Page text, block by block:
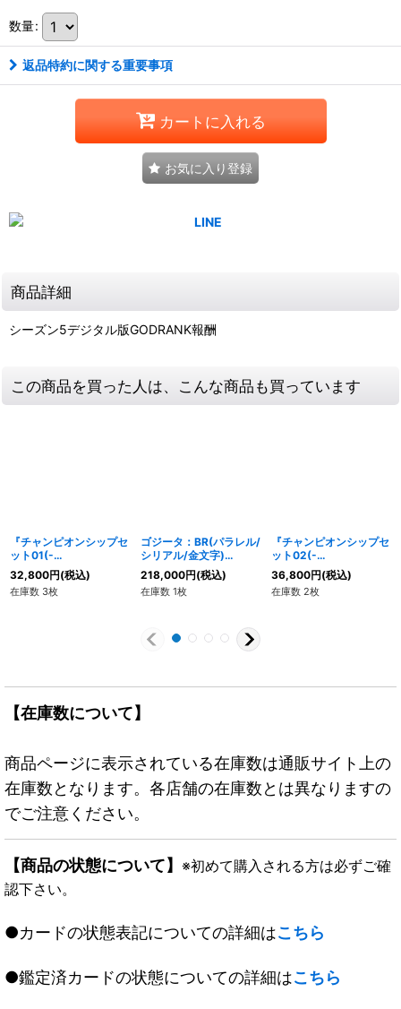
数量:
返品特約に関する重要事項
カートに入れる
お気に入り登録
商品詳細
シーズン5デジタル版GODRANK報酬
この商品を買った人は、こんな商品も買っています
『チャンピオンシップセ
ット01(-
ILLUSTARTIONS-)』
【サプライ】{-}
32,800円(税込)
在庫数 3枚
ゴジータ：BR(パラレル/
シリアル/金文字)
【SR☆】{FB09-007}
218,000円(税込)
在庫数 1枚
『チャンピオンシップセ
ット02(-
ILLUSTARTIONS-)』
【サプライ】{-}
36,800円(税込)
在庫数 2枚
【在庫数について】
商品ページに表示されている在庫数は通販サイト上の
在庫数となります。各店舗の在庫数とは異なりますの
でご注意ください。
【商品の状態について】 ※初めて購入される方は必ずご確
認下さい。
●カードの状態表記についての詳細はこちら
●鑑定済カードの状態についての詳細はこちら